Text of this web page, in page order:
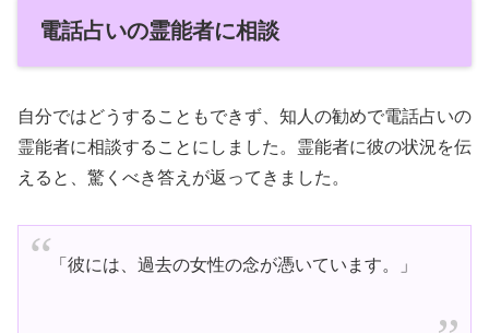
電話占いの霊能者に相談
自分ではどうすることもできず、知人の勧めで電話占いの
霊能者に相談することにしました。霊能者に彼の状況を伝
えると、驚くべき答えが返ってきました。
「彼には、過去の女性の念が憑いています。」